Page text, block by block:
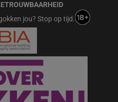
jou? Stop op tijd.